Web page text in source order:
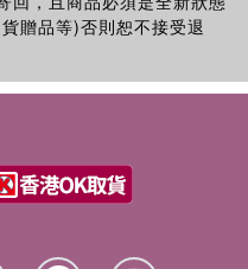
就回去當家庭主婦！就像
不要怕油煙。
奮鬥途中的自勉警句。在
了美國學者魯思在那本關
個字：日本文化的精髓是
，她找到了人生導師，也
因家裡經濟條件所限，被
學。她只得去了公立的神
而知，她沒錢沒勢，只能
放棄上一流私立大學的故
」，因爲這與小泉進次
強烈反差，反而成為有助
。
苗很早就認識到，要想出
，走「學而優則仕」的階
早稻田大學，另一所就是
贈品等)否則恕不接受退